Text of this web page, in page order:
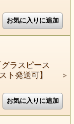
ラスピース
ト発送可】